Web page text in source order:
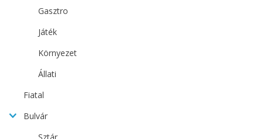
Gasztro
Játék
Környezet
Állati
Fiatal
Bulvár